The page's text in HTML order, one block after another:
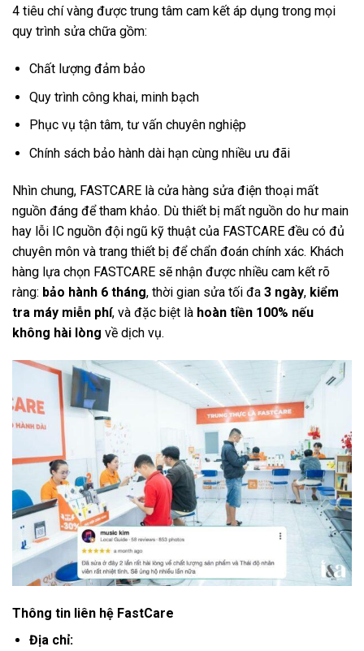
4 tiêu chí vàng được trung tâm cam kết áp dụng trong mọi
quy trình sửa chữa gồm:
Chất lượng đảm bảo
Quy trình công khai, minh bạch
Phục vụ tận tâm, tư vấn chuyên nghiệp
Chính sách bảo hành dài hạn cùng nhiều ưu đãi
Nhìn chung, FASTCARE là cửa hàng sửa điện thoại mất
nguồn đáng để tham khảo. Dù thiết bị mất nguồn do hư main
hay lỗi IC nguồn đội ngũ kỹ thuật của FASTCARE đều có đủ
chuyên môn và trang thiết bị để chẩn đoán chính xác. Khách
hàng lựa chọn FASTCARE sẽ nhận được nhiều cam kết rõ
ràng: bảo hành 6 tháng, thời gian sửa tối đa 3 ngày, kiểm
tra máy miễn phí, và đặc biệt là hoàn tiền 100% nếu
không hài lòng về dịch vụ.
Thông tin liên hệ FastCare
Địa chỉ: